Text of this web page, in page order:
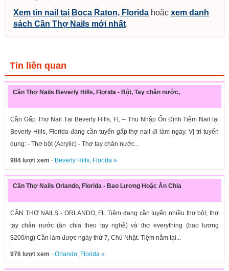
Xem tin nail tại Boca Raton, Floridahoặc xem danh
sách Cần Thợ Nails mới nhất.
Tin liên quan
Cần Thợ Nails Beverly Hills, Florida - Bột, Tay chân nước,
Cần Gấp Thợ Nail Tại Beverly Hills, FL – Thu Nhập Ổn Định Tiệm Nail tại
Beverly Hills, Florida đang cần tuyển gấp thợ nail đi làm ngay. Vị trí tuyển
dụng: - Thợ bột (Acrylic) - Thợ tay chân nước...
984 lượt xem · Beverly Hills, Florida»
Cần Thợ Nails Orlando, Florida - Bao Lương Hoặc Ăn Chia
CẦN THỢ NAILS - ORLANDO, FL Tiệm đang cần tuyển nhiều thợ bột, thợ
tay chân nước (ăn chia theo tay nghề) và thợ everything (bao lương
$200/ng) Cần làm được ngày thứ 7, Chủ Nhật. Tiệm nằm tại...
976 lượt xem · Orlando, Florida»